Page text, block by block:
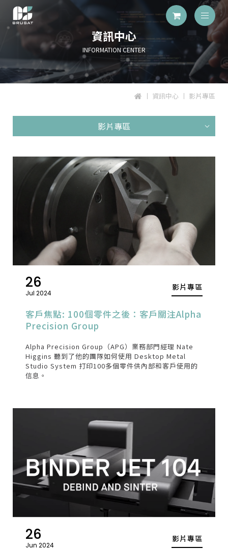
資訊中心
INFORMATION CENTER
資訊中心 影片專區
影片專區
26
Jul 2024
影片專區
客戶焦點: 100個零件之後：客戶關注Alpha
Precision Group
Alpha Precision Group（APG）業務部門經理 Nate
Higgins 聽到了他的團隊如何使用 Desktop Metal
Studio System 打印100多個零件供內部和客戶使用的
信息。
26
Jun 2024
影片專區